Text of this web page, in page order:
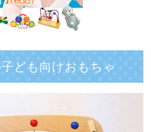
ども向けおもちゃ